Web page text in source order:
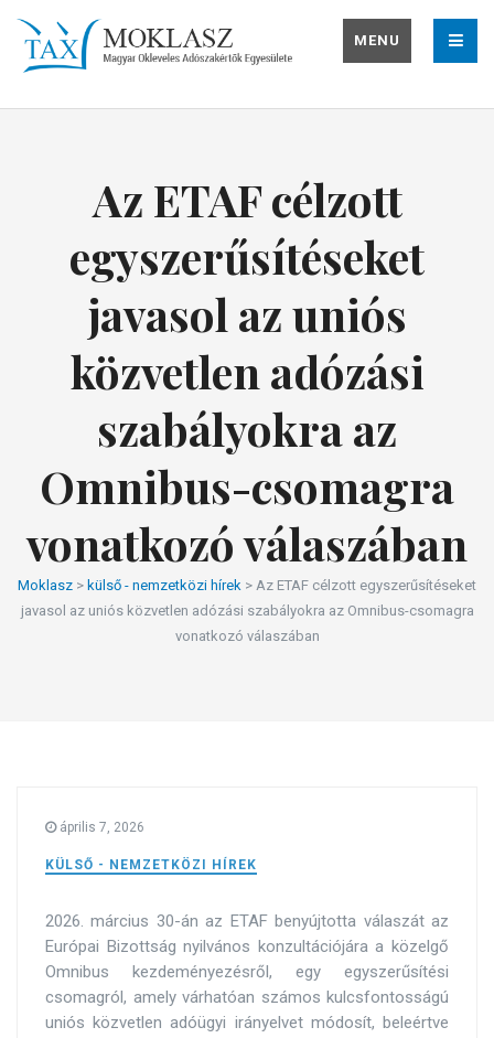
MENU
Az ETAF célzott
egyszerűsítéseket
javasol az uniós
közvetlen adózási
szabályokra az
Omnibus-csomagra
vonatkozó válaszában
Moklasz > külső - nemzetközi hírek > Az ETAF célzott egyszerűsítéseket
javasol az uniós közvetlen adózási szabályokra az Omnibus-csomagra
vonatkozó válaszában
április 7, 2026
KÜLSŐ - NEMZETKÖZI HÍREK
2026. március 30-án az ETAF benyújtotta válaszát az
Európai Bizottság nyilvános konzultációjára a közelgő
Omnibus kezdeményezésről, egy egyszerűsítési
csomagról, amely várhatóan számos kulcsfontosságú
uniós közvetlen adóügyi irányelvet módosít, beleértve